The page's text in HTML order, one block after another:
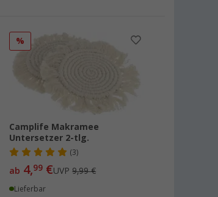
%
Camplife Makramee
Untersetzer 2-tlg.
(3)
ab 4,99 €UVP9,99 €
Lieferbar